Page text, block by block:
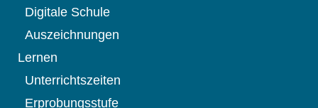
Digitale Schule
Auszeichnungen
Lernen
Unterrichtszeiten
Erprobungsstufe